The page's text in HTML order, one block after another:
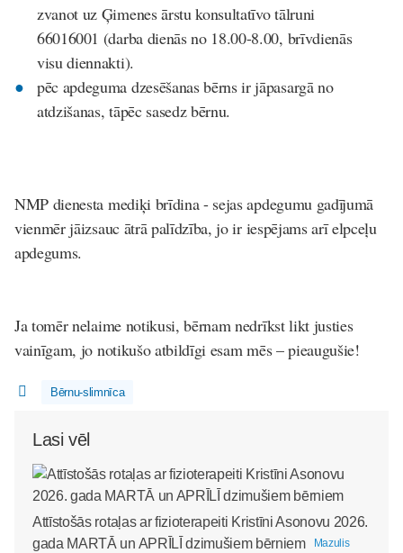
zvanot uz Ģimenes ārstu konsultatīvo tālruni
66016001 (darba dienās no 18.00-8.00, brīvdienās
visu diennakti).
pēc apdeguma dzesēšanas bērns ir jāpasargā no
atdzišanas, tāpēc sasedz bērnu.
NMP dienesta mediķi brīdina - sejas apdegumu gadījumā
vienmēr jāizsauc ātrā palīdzība,jo ir iespējams arī elpceļu
apdegums.
Ja tomēr nelaime notikusi, bērnam nedrīkst likt justies
vainīgam, jo notikušo atbildīgi esam mēs – pieaugušie!
Bērnu-slimnīca
Lasi vēl
Attīstošās rotaļas ar fizioterapeiti Kristīni Asonovu 2026.
gada MARTĀ un APRĪLĪ dzimušiem bērniem
Mazulis